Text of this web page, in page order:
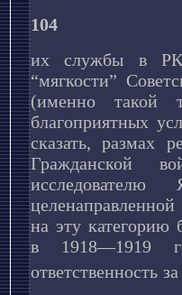
104
их службы в
“мягкости”
(именно такой
благоприятных
сказать, размах
Гражданской
на эту категорию
в 1918—1919
ответственность